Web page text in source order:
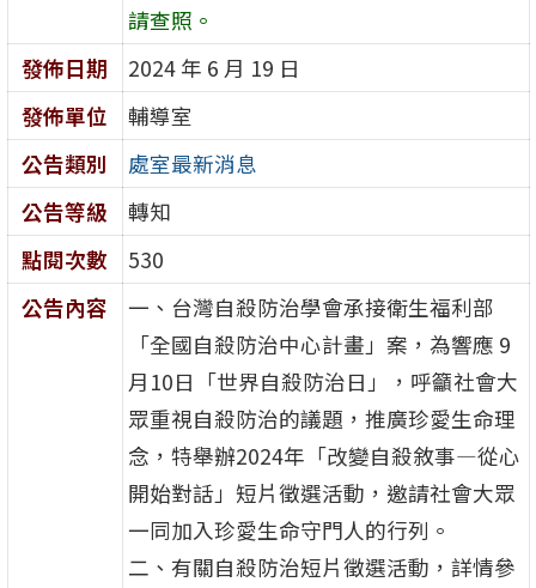
請查照。
發佈日期
2024 年 6 月 19 日
發佈單位
輔導室
公告類別
處室最新消息
公告等級
轉知
點閱次數
530
公告內容
一、台灣自殺防治學會承接衛生福利部
「全國自殺防治中心計畫」案，為響應 9
月10日「世界自殺防治日」，呼籲社會大
眾重視自殺防治的議題，推廣珍愛生命理
念，特舉辦2024年「改變自殺敘事—從心
開始對話」短片徵選活動，邀請社會大眾
一同加入珍愛生命守門人的行列。
二、有關自殺防治短片徵選活動，詳情參